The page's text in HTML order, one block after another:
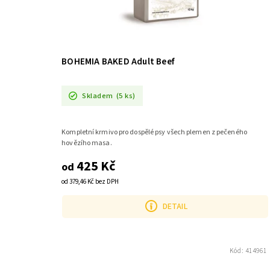
BOHEMIA BAKED Adult Beef
Skladem (5 ks)
od 379,46 Kč bez DPH
od 425 Kč
DETAIL
Kompletní krmivo pro dospělé psy všech plemen z pečeného
hovězího masa.
Kód: 414961